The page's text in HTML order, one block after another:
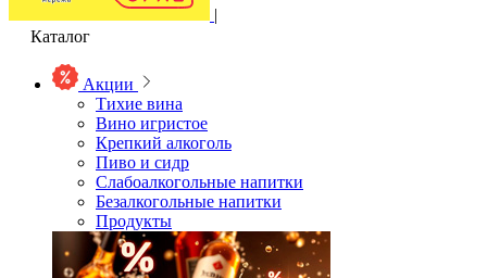
|
Каталог
Акции
Тихие вина
Вино игристое
Крепкий алкоголь
Пиво и сидр
Слабоалкогольные напитки
Безалкогольные напитки
Продукты